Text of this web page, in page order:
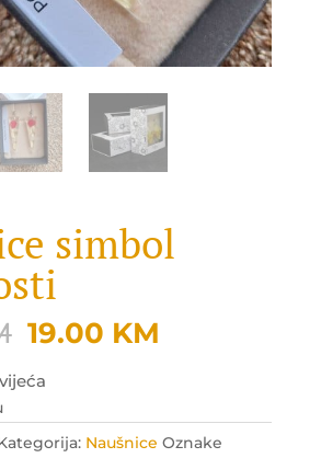
simbol
Original
was:
25.00 KM.
19.00 KM
19.00 KM.
Naušnice Oznake